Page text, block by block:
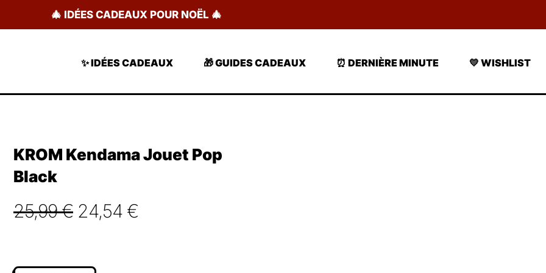
🎄 IDÉES CADEAUX POUR NOËL 🎄
✨ IDÉES CADEAUX 🎁 GUIDES CADEAUX ⏰ DERNIÈRE MINUTE 💛 WISHLIST
KROM Kendama Jouet Pop
Black
25,99€ Le
24,54 €